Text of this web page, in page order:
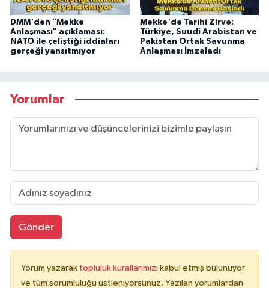
DMM'den "Mekke
Anlaşması" açıklaması:
NATO ile çeliştiği iddiaları
gerçeği yansıtmıyor
Mekke'de Tarihi Zirve:
Türkiye, Suudi Arabistan ve
Pakistan Ortak Savunma
Anlaşması İmzaladı
Yorumlar
Gönder
Yorum yazarak topluluk kurallarımızı kabul etmiş bulunuyor
ve tüm sorumluluğu üstleniyorsunuz. Yazılan yorumlardan